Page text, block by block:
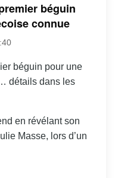
béguin
connue
béguin pour une
détails dans les
en révélant son
Masse, lors d’un